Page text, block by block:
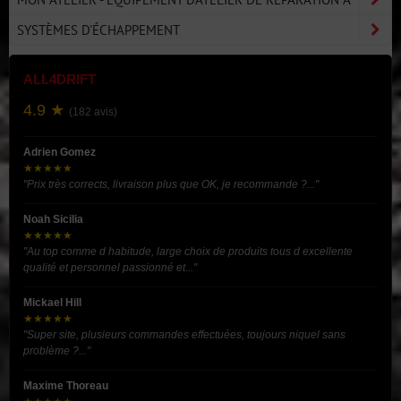
SYSTÈMES D'ÉCHAPPEMENT
ALL4DRIFT
4.9 ★ (182 avis)
Adrien Gomez
★★★★★
"Prix très corrects, livraison plus que OK, je recommande ?..."
Noah Sicilia
★★★★★
"Au top comme d habitude, large choix de produits tous d excellente
qualité et personnel passionné et..."
Mickael Hill
★★★★★
"Super site, plusieurs commandes effectuées, toujours niquel sans
problème ?..."
Maxime Thoreau